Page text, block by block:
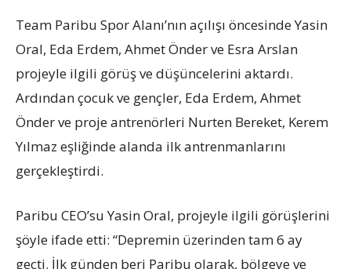
Team Paribu Spor Alanı’nın açılışı öncesinde Yasin
Oral, Eda Erdem, Ahmet Önder ve Esra Arslan
projeyle ilgili görüş ve düşüncelerini aktardı.
Ardından çocuk ve gençler, Eda Erdem, Ahmet
Önder ve proje antrenörleri Nurten Bereket, Kerem
Yılmaz eşliğinde alanda ilk antrenmanlarını
gerçekleştirdi.
Paribu CEO’su Yasin Oral, projeyle ilgili görüşlerini
şöyle ifade etti: “Depremin üzerinden tam 6 ay
geçti. İlk günden beri Paribu olarak, bölgeye ve